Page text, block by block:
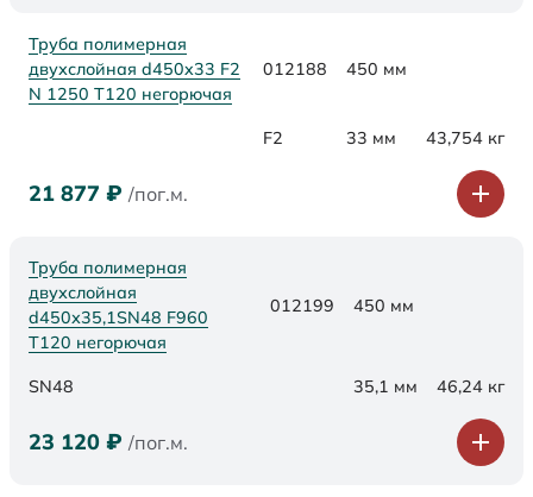
Труба полимерная
двухслойная d450x33 F2
N 1250 Т120 негорючая
012188 450 мм
F2 33 мм 43,754 кг
21 877 ₽ /пог.м.
Труба полимерная
двухслойная
d450х35,1SN48 F960
Т120 негорючая
012199 450 мм
SN48 35,1 мм 46,24 кг
23 120 ₽ /пог.м.